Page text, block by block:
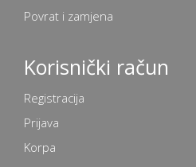
Povrat i zamjena
Korisnički račun
Registracija
Prijava
Korpa